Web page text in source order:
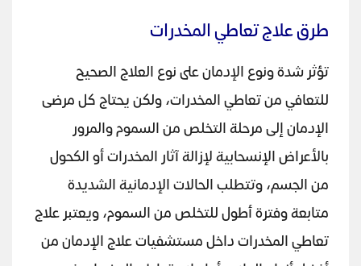
طرق علاج تعاطي المخدرات
تؤثر شدة ونوع الإدمان على نوع العلاج الصحيح
للتعافي من تعاطي المخدرات، ولكن يحتاج كل مرضى
الإدمان إلى مرحلة التخلص من السموم والمرور
بالأعراض الإنسحابية لإزالة آثار المخدرات أو الكحول
من الجسم، وتتطلب الحالات الإدمانية الشديدة
متابعة وفترة أطول للتخلص من السموم، ويعتبر علاج
تعاطي المخدرات داخل مستشفيات علاج الإدمان من